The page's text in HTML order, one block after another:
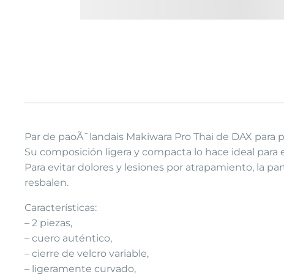
Par de paoÃ¯landais Makiwara Pro Thai de DAX para
Su composición ligera y compacta lo hace ideal
Para evitar dolores y lesiones por atrapamiento, la
resbalen.
Características:
– 2 piezas,
– cuero auténtico,
– cierre de velcro variable,
– ligeramente curvado,